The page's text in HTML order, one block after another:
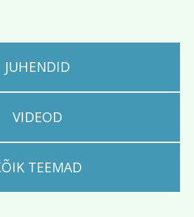
JUHENDID
VIDEOD
TEEMAD